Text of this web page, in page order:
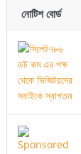
নোটিশ বোর্ড